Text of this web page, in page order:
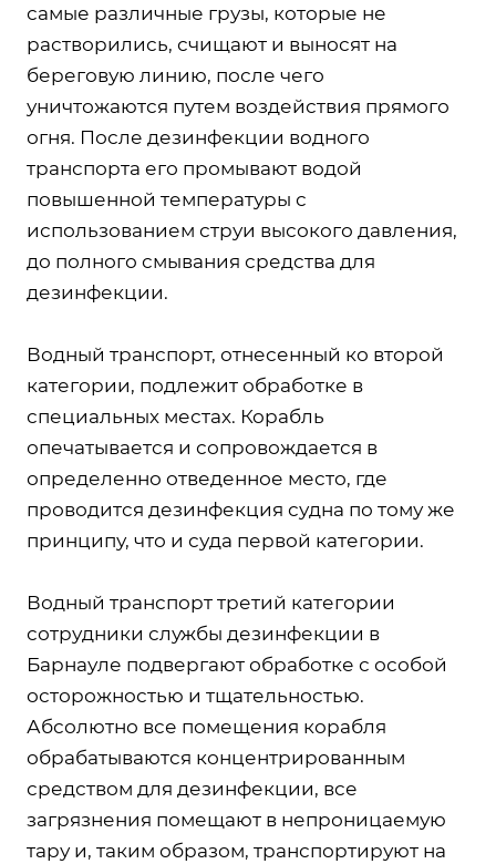
самые различные грузы, которые не
растворились, счищают и выносят на
береговую линию, после чего
уничтожаются путем воздействия прямого
огня. После дезинфекции водного
транспорта его промывают водой
повышенной температуры с
использованием струи высокого давления,
до полного смывания средства для
дезинфекции.
Водный транспорт, отнесенный ко второй
категории, подлежит обработке в
специальных местах. Корабль
опечатывается и сопровождается в
определенно отведенное место, где
проводится дезинфекция судна по тому же
принципу, что и суда первой категории.
Водный транспорт третий категории
сотрудники службы дезинфекции в
Барнауле подвергают обработке с особой
осторожностью и тщательностью.
Абсолютно все помещения корабля
обрабатываются концентрированным
средством для дезинфекции, все
загрязнения помещают в непроницаемую
тару и, таким образом, транспортируют на